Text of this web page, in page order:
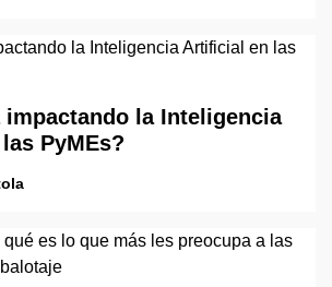
impactando la Inteligencia
PyMEs?